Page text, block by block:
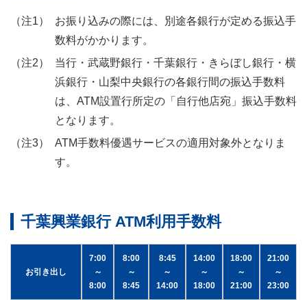
お振り込みの際には、別途各銀行が定める振込手
数料がかかります。
当行・武蔵野銀行・千葉銀行・きらぼし銀行・横
浜銀行・山梨中央銀行の各銀行間の振込手数料
は、ATM設置行所定の「自行他店宛」振込手数料
となります。
ATM手数料優遇サービスの適用対象外となりま
す。
千葉興業銀行 ATM利用手数料
お引き出し
7:00
～
8:00
8:00
～
8:45
8:45
～
14:00
14:00
～
18:00
18:00
～
21:00
21:00
～
23:00